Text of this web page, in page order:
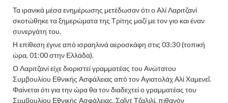
Τα ιρανικά μέσα ενημέρωσης μετέδωσαν ότι ο Αλί Λαριτζανί
σκοτώθηκε τα ξημερώματα της Τρίτης μαζί με τον γιο και έναν
συνεργάτη του.
Η επίθεση έγινε από ισραηλινά αεροσκάφη στις 03:30 (τοπική
ώρα, 01:00 στην Ελλάδα).
Ο Λαριτζανί είχε διοριστεί γραμματέας του Ανώτατου
Συμβουλίου Εθνικής Ασφάλειας από τον Αγιατολάχ Αλί Χαμενεΐ.
Φαίνεται ότι για την ώρα θα τον διαδεχτεί ο γραμματέας του
Συμβουλίου Εθνικής Ασφάλειας, Σαΐντ Τζαλιλί, πιθανόν